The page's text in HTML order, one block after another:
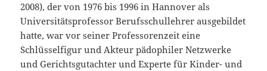
2008), der von 1976 bis 1996 in Hannover als
Universitätsprofessor Berufsschullehrer ausgebildet
hatte, war vor seiner Professorenzeit eine
Schlüsselfigur und Akteur pädophiler Netzwerke
und Gerichtsgutachter und Experte für Kinder- und